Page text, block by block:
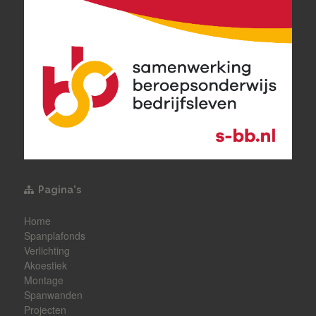
Pagina's
Home
Spanplafonds
Verlichting
Akoestiek
Montage
Spanwanden
Projecten